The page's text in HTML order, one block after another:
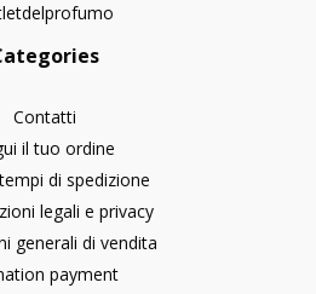
Contatti
il tuo ordine
di spedizione
legali e privacy
generali di vendita
payment